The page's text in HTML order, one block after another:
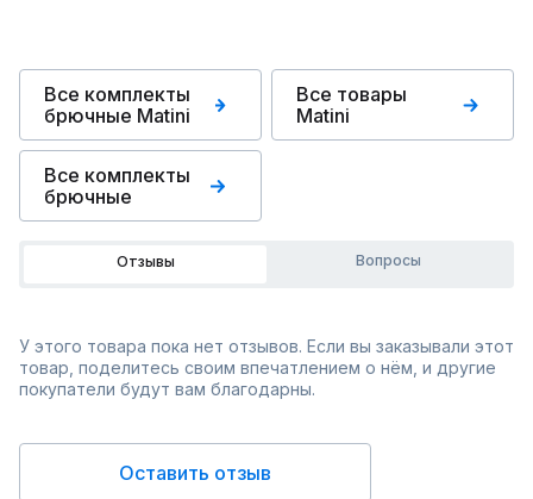
Все комплекты
брючные Matini
Все товары
Matini
Все комплекты
брючные
Отзывы Вопросы
У этого товара пока нет отзывов. Если вы заказывали этот
товар, поделитесь своим впечатлением о нём, и другие
покупатели будут вам благодарны.
Оставить отзыв